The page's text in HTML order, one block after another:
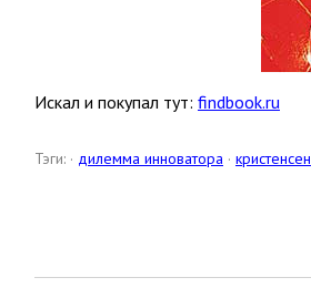
Искал и покупал тут: findbook.ru
Тэги: · дилемма инноватора · кристенсен